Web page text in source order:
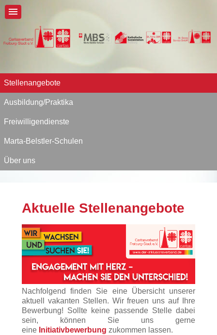
Stellenangebote
Ausbildung/Praktika
Freiwilligendienste
Marta-Belstler-Schulen
Über uns
Aktuelle Stellenangebote
Nachfolgend finden Sie eine Übersicht unserer
aktuell vakanten Stellen. Wir freuen uns auf Ihre
Bewerbung! Sollte keine passende Stelle dabei
sein, können Sie uns gerne
eine Initiativbewerbung zukommen lassen.